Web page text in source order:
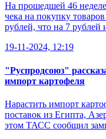
На прошедшей 46 неделе
чека на покупку
рублей, что на 7 рублей
19-11-2024, 12:19
"Руспродсоюз"
импорт картофеля
Нарастить импорт
поставок из Египта,
этом ТАСС сообщил